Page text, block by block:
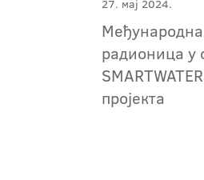
27. мај 2024.
Међународна
радионица у
SMARTWATER
пројекта